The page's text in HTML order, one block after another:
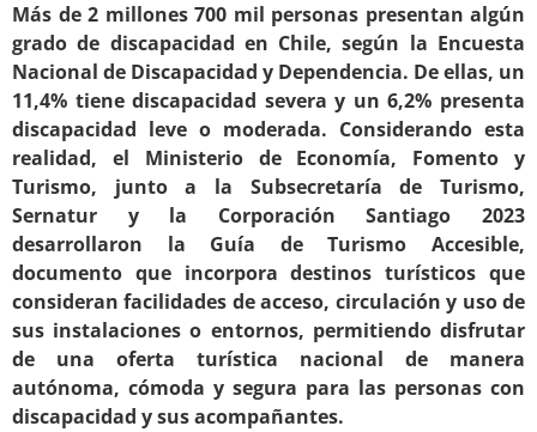
Más de 2 millones 700 mil personas presentan algún
grado de discapacidad en Chile, según la Encuesta
Nacional de Discapacidad y Dependencia. De ellas, un
11,4% tiene discapacidad severa y un 6,2% presenta
discapacidad leve o moderada. Considerando esta
realidad, el Ministerio de Economía, Fomento y
Turismo, junto a la Subsecretaría de Turismo,
Sernatur y la Corporación Santiago 2023
desarrollaron la Guía de Turismo Accesible,
documento que incorpora destinos turísticos que
consideran facilidades de acceso, circulación y uso de
sus instalaciones o entornos, permitiendo disfrutar
de una oferta turística nacional de manera
autónoma, cómoda y segura para las personas con
discapacidad y sus acompañantes.